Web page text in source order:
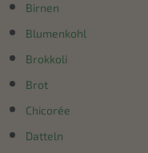
Birnen
Blumenkohl
Brokkoli
Brot
Chicorée
Datteln